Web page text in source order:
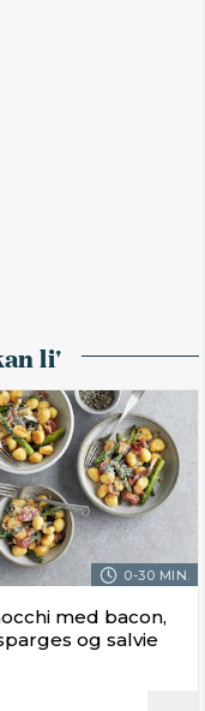
li'
0-30 MIN.
med bacon,
og salvie